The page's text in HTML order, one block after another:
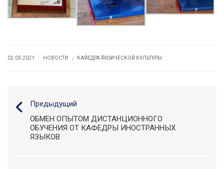
02.03.2021 НОВОСТИ . КАФЕДРА ФИЗИЧЕСКОЙ КУЛЬТУРЫ
Предыдущий
ОБМЕН ОПЫТОМ ДИСТАНЦИОННОГО
ОБУЧЕНИЯ ОТ КАФЕДРЫ ИНОСТРАННЫХ
ЯЗЫКОВ